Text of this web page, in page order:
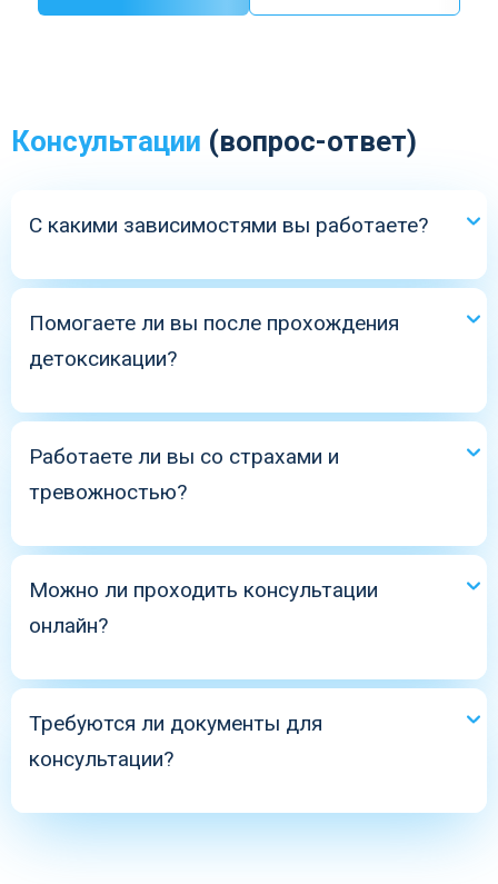
Консультации (вопрос-ответ)
С какими зависимостями вы работаете?
С химическими (алкогольная, наркотическая),
пищевыми, игровой зависимостью, а также с
Помогаете ли вы после прохождения
детоксикации?
Да, провожу поддерживающую психотерапию и
формирую стратегию профилактики срывов.
Работаете ли вы со страхами и
тревожностью?
Да. Использую КПТ и техники эмоциональной
стабилизации.
Можно ли проходить консультации
онлайн?
Да, онлайн-сессии доступны по предварительной
записи.
Требуются ли документы для
консультации?